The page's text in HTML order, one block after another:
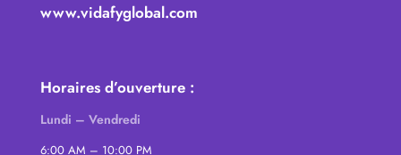
www.vidafyglobal.com
Horaires d’ouverture :
Lundi – Vendredi
6:00 AM – 10:00 PM